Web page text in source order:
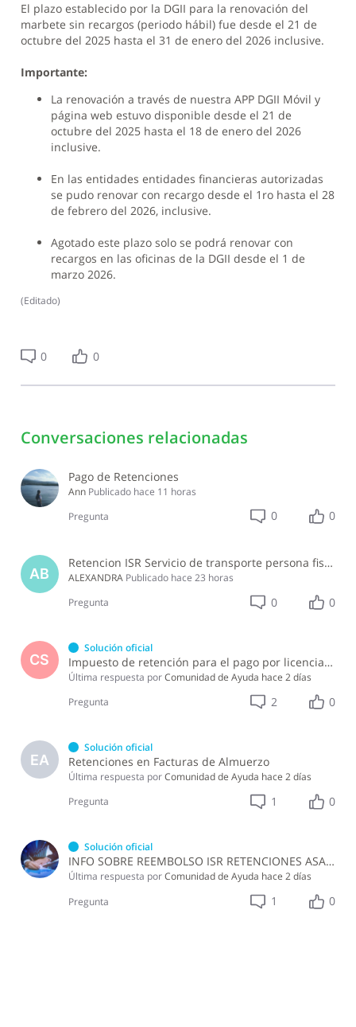
El plazo establecido por la DGII para la renovación del
marbete sin recargos (periodo hábil) fue desde el 21 de
octubre del 2025 hasta el 31 de enero del 2026 inclusive.
Importante:
La renovación a través de nuestra APP DGII Móvil y
página web estuvo disponible desde el 21 de
octubre del 2025 hasta el 18 de enero del 2026
inclusive.
En las entidades entidades financieras autorizadas
se pudo renovar con recargo desde el 1ro hasta el 28
de febrero del 2026, inclusive.
Agotado este plazo solo se podrá renovar con
recargos en las oficinas de la DGII desde el 1 de
marzo 2026.
(Editado)
0 0
Conversaciones relacionadas
Pago de Retenciones
Ann Publicado hace 11 horas
Pregunta
0 0
AB
Retencion ISR Servicio de transporte persona fisica
ALEXANDRA Publicado hace 23 horas
Pregunta
0 0
CS
Solución oficial
Impuesto de retención para el pago por licencia de software y soporte de software ?
Última respuesta porComunidad de Ayuda hace 2 días
Pregunta
2 0
EA
Solución oficial
Retenciones en Facturas de Almuerzo
Última respuesta porComunidad de Ayuda hace 2 días
Pregunta
1 0
Solución oficial
INFO SOBRE REEMBOLSO ISR RETENCIONES ASALARIADOS
Última respuesta porComunidad de Ayuda hace 2 días
Pregunta
1 0